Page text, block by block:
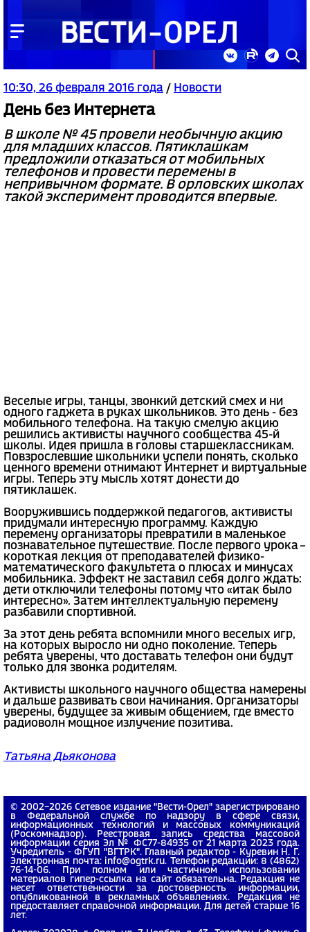
10:30, 26 февраля 2016 года / Новости
День без Интернета
В школе № 45 провели необычную акцию
для младших классов. Пятиклашкам
предложили отказаться от мобильных
телефонов и провести перемены в
непривычном формате. В орловских школах
такой эксперимент проводится впервые.
Веселые игры, танцы, звонкий детский смех и ни
одного гаджета в руках школьников. Это день - без
мобильного телефона. На такую смелую акцию
решились активисты научного сообщества 45-й
школы. Идея пришла в головы старшеклассникам.
Повзрослевшие школьники успели понять, сколько
ценного времени отнимают Интернет и виртуальные
игры. Теперь эту мысль хотят донести до
пятиклашек.
Вооружившись поддержкой педагогов, активисты
придумали интересную программу. Каждую
перемену организаторы превратили в маленькое
познавательное путешествие. После первого урока –
короткая лекция от преподавателей физико-
математического факультета о плюсах и минусах
мобильника. Эффект не заставил себя долго ждать:
дети отключили телефоны потому что «итак было
интересно». Затем интеллектуальную перемену
разбавили спортивной.
За этот день ребята вспомнили много веселых игр,
на которых выросло ни одно поколение. Теперь
ребята уверены, что доставать телефон они будут
только для звонка родителям.
Активисты школьного научного общества намерены
и дальше развивать свои начинания. Организаторы
уверены, будущее за живым общением, где вместо
радиоволн мощное излучение позитива.
Татьяна Дьяконова
© 2002−2026 Сетевое издание "Вести-Орел" зарегистрировано
в Федеральной службе по надзору в сфере связи,
информационных технологий и массовых коммуникаций
(Роскомнадзор). Реестровая запись средства массовой
информации серия Эл № ФС77-84935 от 21 марта 2023 года.
Учредитель - ФГУП "ВГТРК". Главный редактор - Куревин Н. Г.
Электронная почта: info@ogtrk.ru. Телефон редакции: 8 (4862)
76-14-06. При полном или частичном использовании
материалов гипер-ссылка на сайт обязательна. Редакция не
несет ответственности за достоверность информации,
опубликованной в рекламных объявлениях. Редакция не
предоставляет справочной информации. Для детей старше 16
лет.